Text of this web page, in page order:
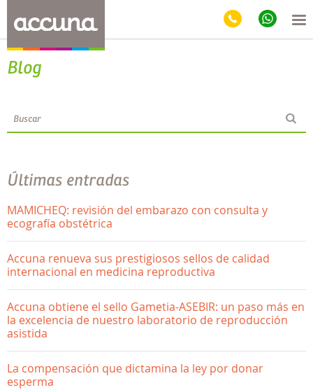
Blog
Últimas entradas
MAMICHEQ: revisión del embarazo con consulta y
ecografía obstétrica
Accuna renueva sus prestigiosos sellos de calidad
internacional en medicina reproductiva
Accuna obtiene el sello Gametia-ASEBIR: un paso más en
la excelencia de nuestro laboratorio de reproducción
asistida
La compensación que dictamina la ley por donar
esperma